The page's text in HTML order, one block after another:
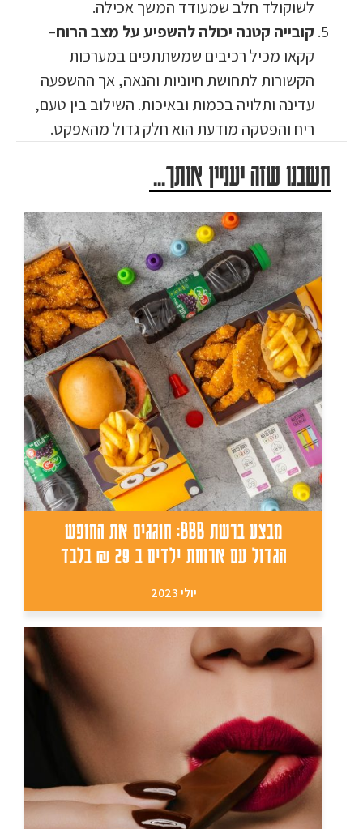
לשוקולד חלב שמעודד המשך אכילה.
קובייה קטנה יכולה להשפיע על מצב הרוח–
קקאו מכיל רכיבים שמשתתפים במערכות
הקשורות לתחושת חיוניות והנאה, אך ההשפעה
עדינה ותלויה בכמות ובאיכות. השילוב בין טעם,
ריח והפסקה מודעת הוא חלק גדול מהאפקט.
חשבנו שזה יעניין אותך...
מבצע ברשת BBB: חוגגים את החופש
הגדול עם ארוחת ילדים ב 29 ₪ בלבד
יולי 2023